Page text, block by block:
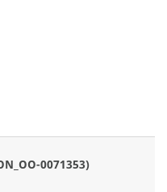
0071353)